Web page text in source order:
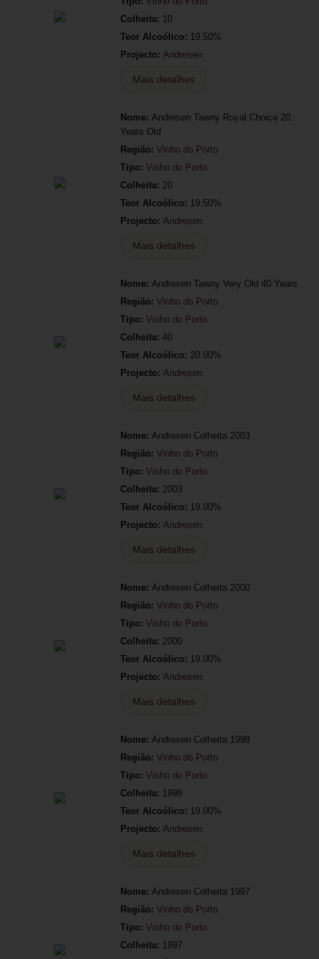
Colheita: 10
Teor Alcoólico: 19.50%
Projecto: Andresen
Mais detalhes
Nome: Andresen Tawny Royal Choice 20
Years Old
Região: Vinho do Porto
Tipo: Vinho do Porto
Colheita: 20
Teor Alcoólico: 19.50%
Projecto: Andresen
Mais detalhes
Nome: Andresen Tawny Very Old 40 Years
Região: Vinho do Porto
Tipo: Vinho do Porto
Colheita: 40
Teor Alcoólico: 20.00%
Projecto: Andresen
Mais detalhes
Nome: Andresen Colheita 2003
Região: Vinho do Porto
Tipo: Vinho do Porto
Colheita: 2003
Teor Alcoólico: 19.00%
Projecto: Andresen
Mais detalhes
Nome: Andresen Colheita 2000
Região: Vinho do Porto
Tipo: Vinho do Porto
Colheita: 2000
Teor Alcoólico: 19.00%
Projecto: Andresen
Mais detalhes
Nome: Andresen Colheita 1998
Região: Vinho do Porto
Tipo: Vinho do Porto
Colheita: 1998
Teor Alcoólico: 19.00%
Projecto: Andresen
Mais detalhes
Nome: Andresen Colheita 1997
Região: Vinho do Porto
Tipo: Vinho do Porto
Colheita: 1997